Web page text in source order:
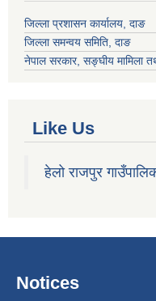
जिल्ला प्रशासन कार्यालय, दाङ
जिल्ला समन्वय समिति, दाङ
नेपाल सरकार, सङ्घीय मामिला
Like Us
हेलो राजपुर
Notices